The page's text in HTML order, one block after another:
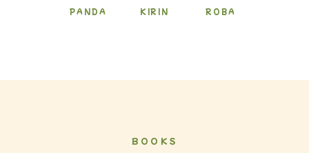
PANDA KIRIN ROBA
BOOKS